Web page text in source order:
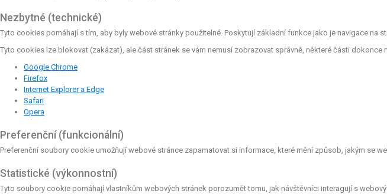
Nezbytné (technické)
Tyto cookies pomáhají s tím, aby byly webové stránky použitelné. Poskytují základní funkce jako je navigace
Tyto cookies lze blokovat (zakázat), ale část stránek se vám nemusí zobrazovat správně, některé části
Google Chrome
Firefox
Internet Explorer a Edge
Safari
Opera
Preferenční (funkcionální)
Preferenční soubory cookie umožňují webové stránce zapamatovat si informace, které mění způsob, jakým se
Statistické (výkonnostní)
Tyto soubory cookie pomáhají vlastníkům webových stránek porozumět tomu, jak návštěvníci interagují s